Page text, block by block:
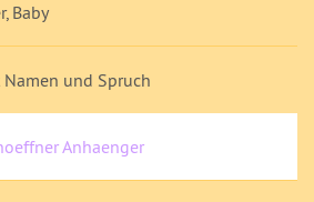
Baby
und Spruch
Anhaenger